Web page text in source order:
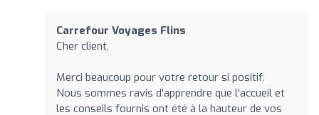
Carrefour Voyages Flins
Cher client,
Merci beaucoup pour votre retour si positif.
Nous sommes ravis d'apprendre que l'accueil et
les conseils fournis ont été à la hauteur de vos